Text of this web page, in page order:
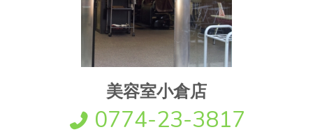
美容室小倉店
0774-23-3817